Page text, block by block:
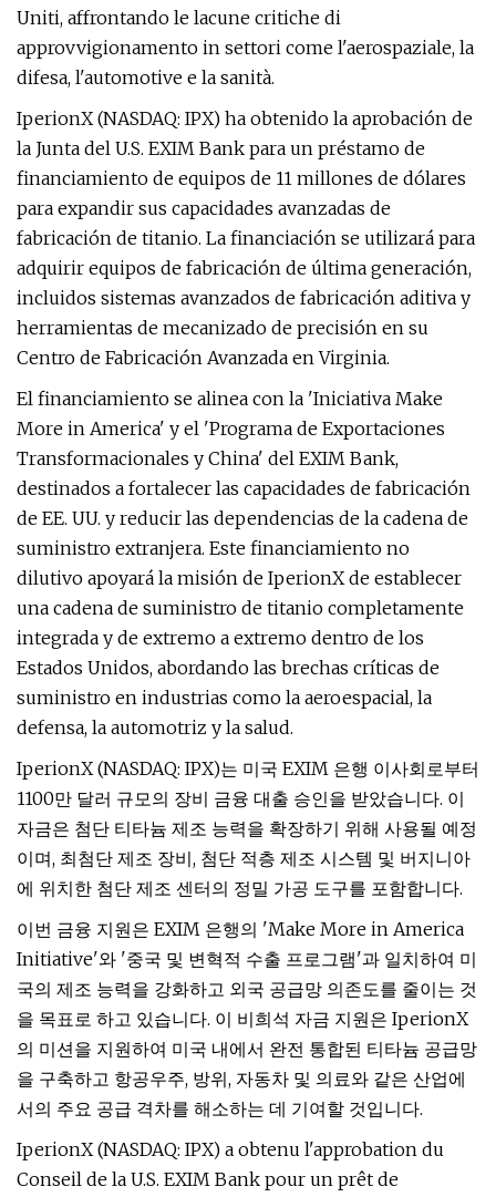
Uniti, affrontando le lacune critiche di
approvvigionamento in settori come l'aerospaziale, la
difesa, l'automotive e la sanità.
IperionX (NASDAQ: IPX) ha obtenido la aprobación de
la Junta del U.S. EXIM Bank para un préstamo de
financiamiento de equipos de 11 millones de dólares
para expandir sus capacidades avanzadas de
fabricación de titanio. La financiación se utilizará para
adquirir equipos de fabricación de última generación,
incluidos sistemas avanzados de fabricación aditiva y
herramientas de mecanizado de precisión en su
Centro de Fabricación Avanzada en Virginia.
El financiamiento se alinea con la 'Iniciativa Make
More in America' y el 'Programa de Exportaciones
Transformacionales y China' del EXIM Bank,
destinados a fortalecer las capacidades de fabricación
de EE. UU. y reducir las dependencias de la cadena de
suministro extranjera. Este financiamiento no
dilutivo apoyará la misión de IperionX de establecer
una cadena de suministro de titanio completamente
integrada y de extremo a extremo dentro de los
Estados Unidos, abordando las brechas críticas de
suministro en industrias como la aeroespacial, la
defensa, la automotriz y la salud.
IperionX (NASDAQ: IPX)는 미국 EXIM 은행 이사회로부터
1100만 달러 규모의 장비 금융 대출 승인을 받았습니다. 이
자금은 첨단 티타늄 제조 능력을 확장하기 위해 사용될 예정
이며, 최첨단 제조 장비, 첨단 적층 제조 시스템 및 버지니아
에 위치한 첨단 제조 센터의 정밀 가공 도구를 포함합니다.
이번 금융 지원은 EXIM 은행의 'Make More in America
Initiative'와 '중국 및 변혁적 수출 프로그램'과 일치하여 미
국의 제조 능력을 강화하고 외국 공급망 의존도를 줄이는 것
을 목표로 하고 있습니다. 이 비희석 자금 지원은 IperionX
의 미션을 지원하여 미국 내에서 완전 통합된 티타늄 공급망
을 구축하고 항공우주, 방위, 자동차 및 의료와 같은 산업에
서의 주요 공급 격차를 해소하는 데 기여할 것입니다.
IperionX (NASDAQ: IPX) a obtenu l'approbation du
Conseil de la U.S. EXIM Bank pour un prêt de